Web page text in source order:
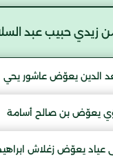
زيدي حبيب عبد
الدين يعوّض عاشور يحي
يعوّض بن صالح أسامة
عياد يعوّض زغلاش